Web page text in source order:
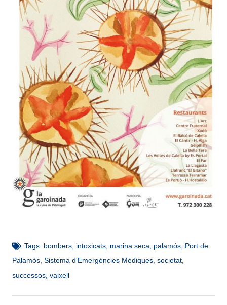
Tags: bombers, intoxicats, marina seca palamós, Port de
Palamós Sistema d'Emergències Mèdiques societat
successos vaixell